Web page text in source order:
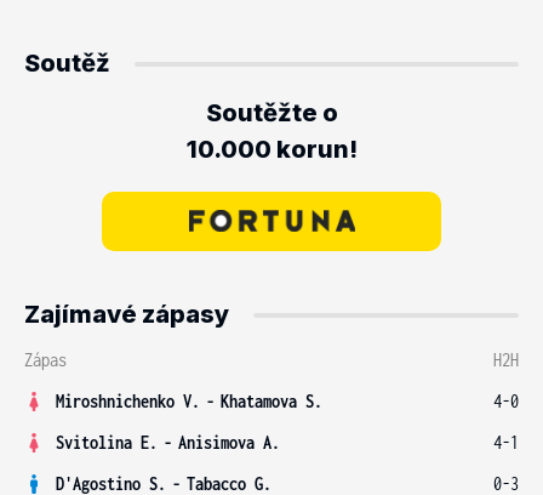
Soutěž
Soutěžte o
10.000 korun!
Zajímavé zápasy
Zápas
H2H
Miroshnichenko V. - Khatamova S.
4-0
Svitolina E. - Anisimova A.
4-1
D'Agostino S. - Tabacco G.
0-3